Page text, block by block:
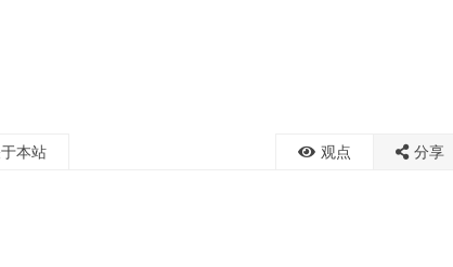
本站 观点 分享